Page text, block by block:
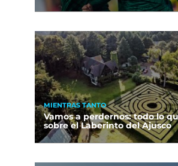
MIENTRAS TANTO
Vamos a perdernos: todo lo
sobre el Laberinto del Ajusco